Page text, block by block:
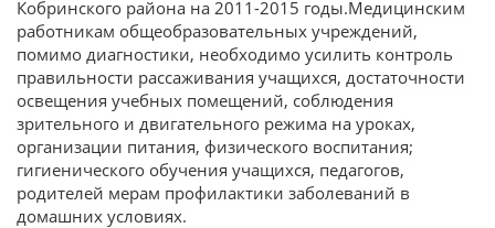
Кобринского района на 2011-2015 годы.Медицинским
работникам общеобразовательных учреждений,
помимо диагностики, необходимо усилить контроль
правильности рассаживания учащихся, достаточности
освещения учебных помещений, соблюдения
зрительного и двигательного режима на уроках,
организации питания, физического воспитания;
гигиенического обучения учащихся, педагогов,
родителей мерам профилактики заболеваний в
домашних условиях.